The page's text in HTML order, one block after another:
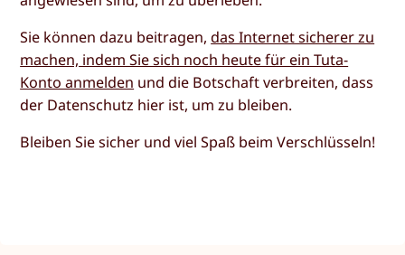
Sie können dazu beitragen,das Internet sicherer zu
machen, indem Sie sich noch heute für ein Tuta-
Konto anmelden und die Botschaft verbreiten, dass
der Datenschutz hier ist, um zu bleiben.
Bleiben Sie sicher und viel Spaß beim Verschlüsseln!